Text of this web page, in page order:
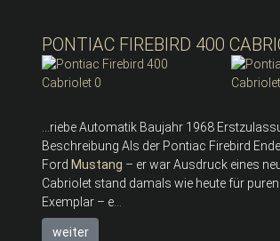
PONTIAC FIREBIRD 400
...riebe Automatik Baujahr 1968
Beschreibung Als der Pontiac Firebird
Ford Mustang – er war Ausdruck eines
Cabriolet stand damals wie heute für
Exemplar – e...
weiter